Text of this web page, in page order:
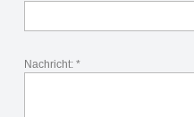
Nachricht: *